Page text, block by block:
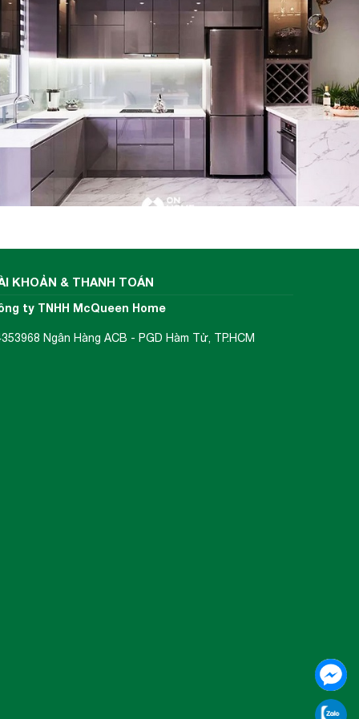
KHOẢN & THANH TOÁN
ty TNHH McQueen Home
Ngân Hàng ACB - PGD Hàm Tử, TP.HCM